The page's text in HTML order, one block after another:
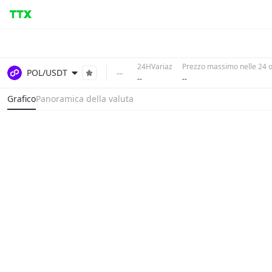
POL/USDT --
24HVariaz
--
Prezzo massimo nelle 24
--
GraficoPanoramica della valuta